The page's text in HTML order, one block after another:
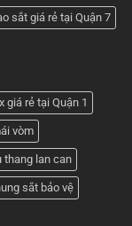
sắt giá rẻ tại Quận 7
giá rẻ tại Quận 1
vòm
thang lan can
sắt bảo vệ